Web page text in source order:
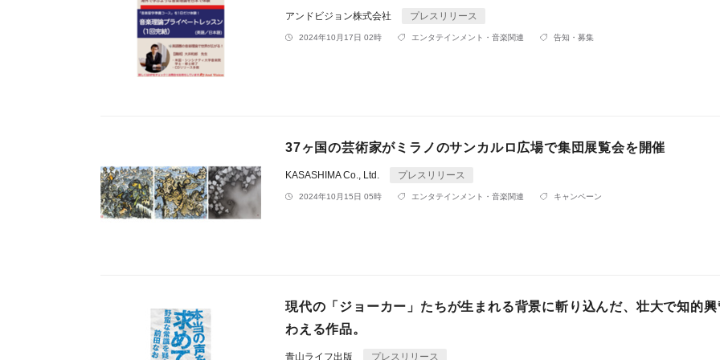
アンドビジョン株式会社 プレスリリース
2024年10月17日 02時 エンタテインメント・音楽関連 告知・募集
37ヶ国の芸術家がミラノのサンカルロ広場で集団展覧会を開催
KASASHIMA Co., Ltd. プレスリリース
2024年10月15日 05時 エンタテインメント・音楽関連 キャンペーン
現代の「ジョーカー」たちが生まれる背景に斬り込んだ、壮大で知的
わえる作品。
青山ライフ出版 プレスリリース